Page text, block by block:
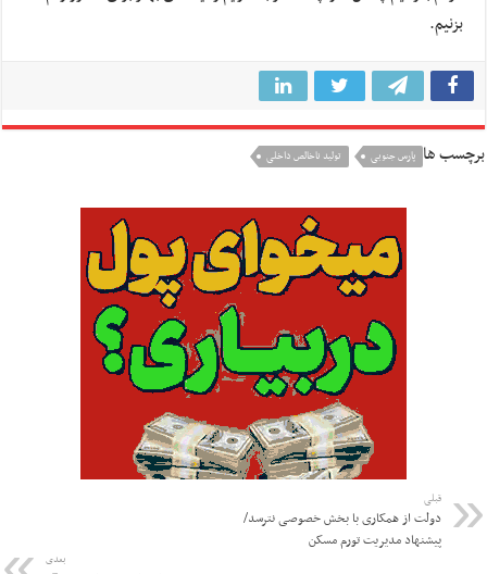
بزنیم.
برچسب ها پارس جنوبی تولید ناخالص داخلی
قبلی
دولت از همکاری با بخش خصوصی نترسد/
پیشنهاد مدیریت تورم مسکن
بعدی